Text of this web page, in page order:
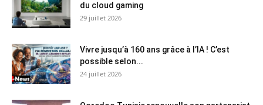
du cloud gaming
29 juillet 2026
Vivre jusqu’à 160 ans grâce à l’IA ! C’est
possible selon...
24 juillet 2026